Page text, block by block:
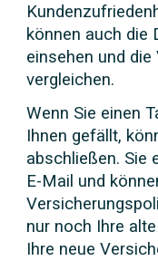
können auch die
einsehen und
vergleichen.
Wenn Sie einen
Ihnen gefällt,
abschließen. Sie
E-Mail und
nur noch Ihre
Ihre neue